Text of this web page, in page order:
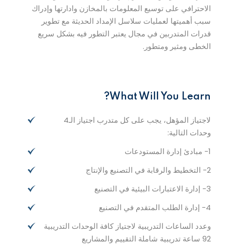
الاحترافي على توسيع المعلومات بالمخازن وادارتها وإدراك
سبب أهميتها لعمليات سلاسل الإمداد الحديثة مع تطوير
قدرات المتدربين في مجال يعتبر التطور فيه بشكل سريع
الخطى ومثير ومتطور.
What Will You Learn?
لاجتياز المؤهل، يجب على كل متدرب اجتياز الـ4
وحدات التالية:
1- مبادئ إدارة المستودعات
2- التخطيط والرقابة في التصنيع والإنتاج
3- إدارة الاعتبارات البيئية في التصنيع
4- إدارة الطلب المتقدم في التصنيع
وعدد الساعات التدريبية لاجتياز كافة الوحدات التدريبية
92 ساعة تدريبية شاملة التقييم والمشاريع